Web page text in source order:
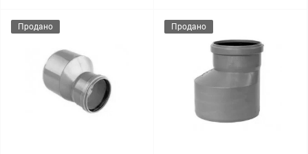
Продано Продано